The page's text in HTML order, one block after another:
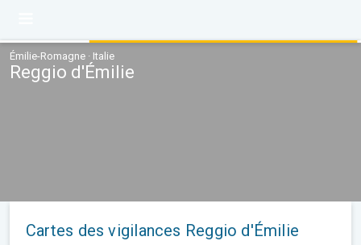
Émilie-Romagne · Italie
Reggio d'Émilie
Cartes des vigilances Reggio d'Émilie